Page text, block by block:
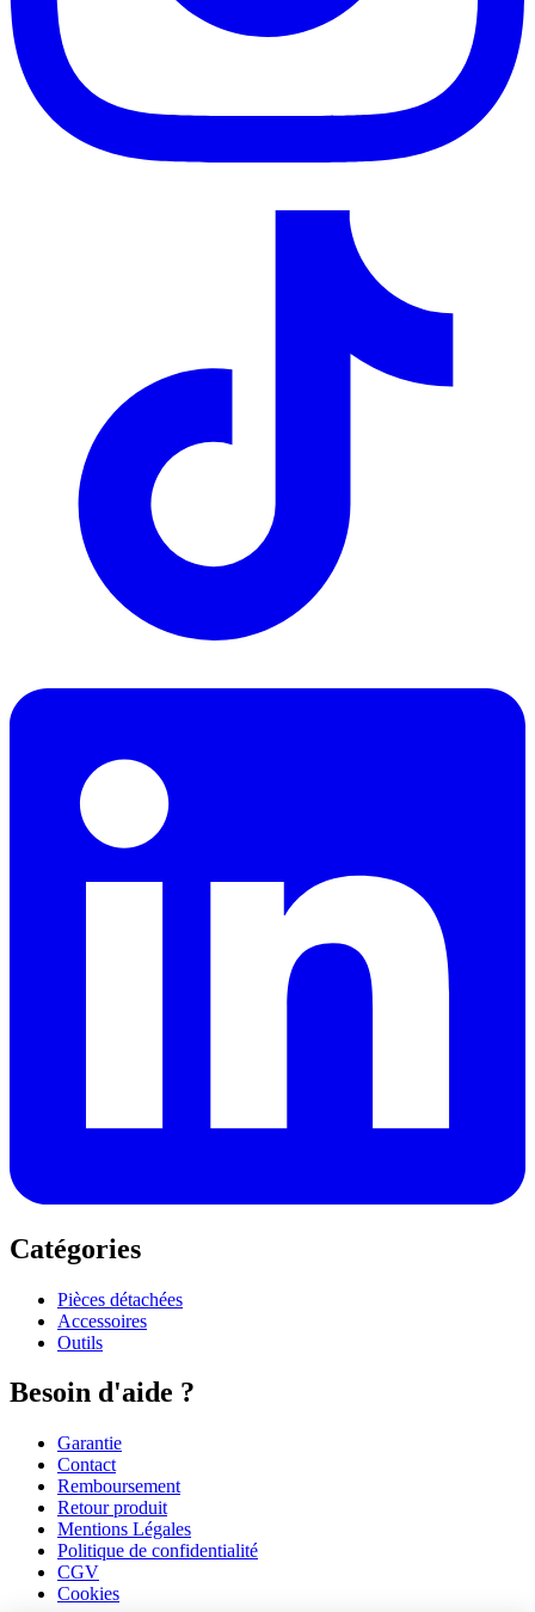
Catégories
Pièces détachées
Accessoires
Outils
Besoin d'aide ?
Garantie
Contact
Remboursement
Retour produit
Mentions Légales
Politique de confidentialité
CGV
Cookies